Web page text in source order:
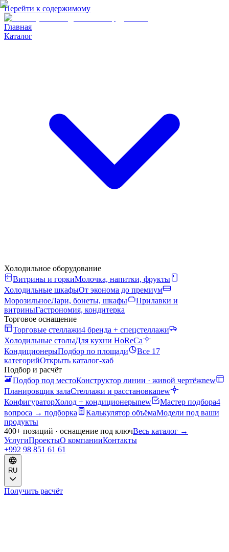
Перейти к содержимому
Главная
Каталог
Холодильное оборудование
Витрины и горкиМолочка, напитки, фрукты
Холодильные шкафыОт эконома до премиум
МорозильноеЛари, бонеты, шкафы
Прилавки и
витриныГастрономия, кондитерка
Торговое оснащение
Торговые стеллажи4 бренда + спецстеллажи
Холодильные столыДля кухни HoReCa
КондиционерыПодбор по площади
Все 17
категорийОткрыть каталог-хаб
Подбор и расчёт
Подбор под местоКонструктор линии · живой чертёжnew
Планировщик залаСтеллажи и расстановкаnew
КонфигураторХолод + кондиционерыnew Мастер подбора4
вопроса → подборка
Калькулятор объёмаМодели под ваши
продукты
400+ позиций · оснащение под ключВесь каталог →
УслугиПроектыО компанииКонтакты
+992 98 851 61 61
RU
Получить расчёт